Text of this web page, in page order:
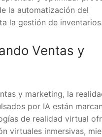
la automatización del
la gestión de inventarios.
Ventas y
y marketing, la
por IA están
de realidad virtual
virtuales inmersivas,